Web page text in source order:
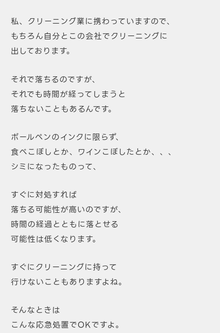
私、クリーニング業に携わっていますので、
もちろん自分とこの会社でクリーニングに
出しております。
それで落ちるのですが、
それでも時間が経ってしまうと
落ちないこともあるんです。
ボールペンのインクに限らず、
食べこぼしとか、ワインこぼしたとか、、、
シミになったものって、
すぐに対処すれば
落ちる可能性が高いのですが、
時間の経過とともに落とせる
可能性は低くなります。
すぐにクリーニングに持って
行けないこともありますよね。
そんなときは
こんな応急処置でOKですよ。